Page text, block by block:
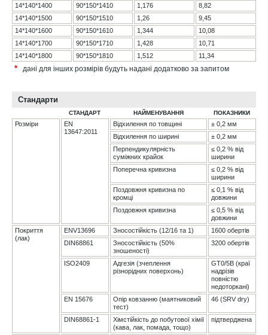
14*140*1400
90*150*1410 1,176
8,82
14*140*1500
90*150*1510 1,26
9,45
14*140*1600
90*150*1610 1,344
10,08
14*140*1700
90*150*1710 1,428
10,71
14*140*1800
90*150*1810 1,512 11,34
* дані для інших розмірів будуть надані додатково за запитом
Стандарти
СТАНДАРТ НАЙМЕНУВАННЯ ПОКАЗНИКИ
Розміри
EN
13647:2011
Відхилення по товщині
± 0,2 мм
Відхилення по ширині
± 0,2 мм
Перпендикулярність
суміжних крайок
≤ 0,2 % від
ширини
Поперечна кривизна
≤ 0,2 % від
ширини
Поздовжня кривизна по
кромці
≤ 0,1 % від
довжини
Поздовжня кривизна
≤ 0,5 % від
довжини
Покриття
(лак)
ENV13696 Зносостійкість (12/16 та 1)
1600 обертів
DIN68861
Зносостійкість (50%
зношеності)
3200 обертів
ISO2409
Адгезія (зчеплення
різнорідних поверхонь)
GT0/5B (краї
надрізів
повністю
недоторкані)
EN 15676
Опір ковзанню (маятниковий
тест)
46 (SRV dry)
DIN68861-1
Хімстійкість до побутової хімії
(кава, лак, помада, тощо)
підтверджена